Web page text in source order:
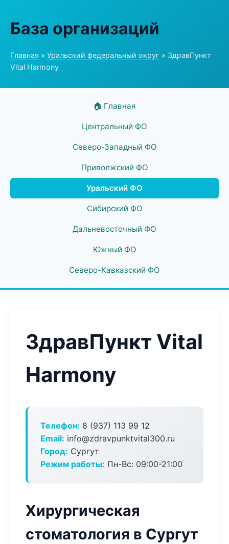
База организаций
Главная » Уральский федеральный округ » ЗдравПункт
Vital Harmony
🏠 Главная
Центральный ФО
Северо-Западный ФО
Приволжский ФО
Уральский ФО
Сибирский ФО
Дальневосточный ФО
Южный ФО
Северо-Кавказский ФО
ЗдравПункт Vital
Harmony
Телефон: 8 (937) 113 99 12
Email: info@zdravpunktvital300.ru
Город: Сургут
Режим работы: Пн-Вс: 09:00-21:00
Хирургическая
стоматология в Сургут